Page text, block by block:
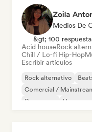
Zoila
Medios De
&gt; 100
Acid houseRock
Chill / Lo-fi Hip-Hop
Escribir artículos
Rock alternativo
Comercial /
Dream pop
House